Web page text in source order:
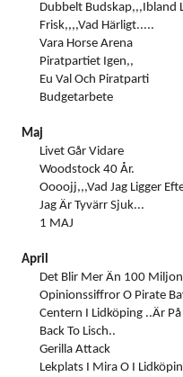
Dubbelt Budskap,,,ibland
Frisk,,,,Vad Härligt.....
Vara Horse Arena
Piratpartiet Igen,,
Eu Val Och Piratparti
Budgetarbete
Maj
Livet Går Vidare
Woodstock 40 År.
Oooojj,,,vad Jag Ligger
Jag Är Tyvärr Sjuk...
1 MAJ
April
Det Blir Mer Än 100
Opinionssiffror O Pirate
Centern I Lidköping ..Är
Back To Lisch..
Gerilla Attack
Lekplats I Mira O I